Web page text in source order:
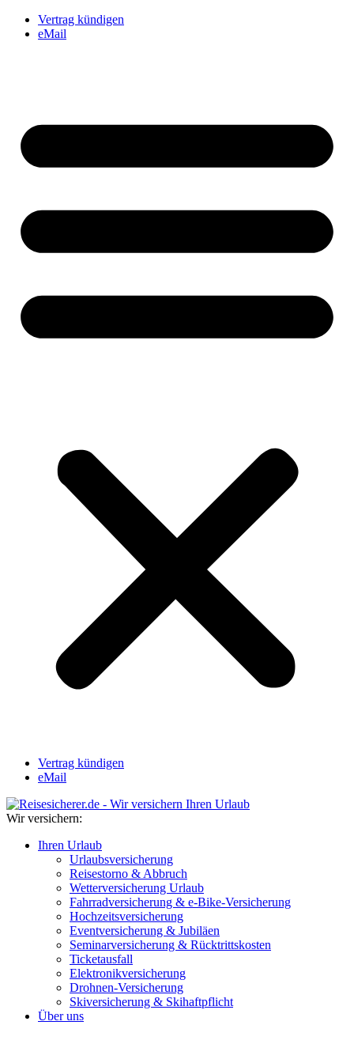
Vertrag kündigen
eMail
Vertrag kündigen
eMail
Wir versichern:
Ihren Urlaub
Urlaubsversicherung
Reisestorno & Abbruch
Wetterversicherung Urlaub
Fahrradversicherung & e-Bike-Versicherung
Hochzeitsversicherung
Eventversicherung & Jubiläen
Seminarversicherung & Rücktrittskosten
Ticketausfall
Elektronikversicherung
Drohnen-Versicherung
Skiversicherung & Skihaftpflicht
Über uns